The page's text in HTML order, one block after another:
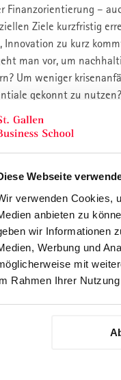
Webseite
verwenden Cookies,
anbieten zu
wir Informationen
Werbung und
mit
Rahmen Ihrer
Finanzorientierung –
Ziele kurzfristig
zu kurz
man vor, um
Um weniger
gekonnt zu nutzen?
Controlling.
und Budgets